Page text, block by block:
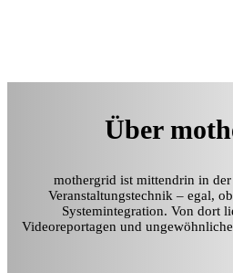
Über
mothergrid ist mittendrin in
Veranstaltungstechnik – egal,
Systemintegration. Von dort
Videoreportagen und